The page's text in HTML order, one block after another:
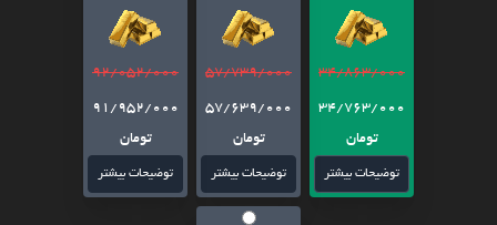
34/863/000
34/763/000
تومان
توضیحات بیشتر
57/739/000
57/639/000
تومان
توضیحات بیشتر
92/052/000
91/952/000
تومان
توضیحات بیشتر